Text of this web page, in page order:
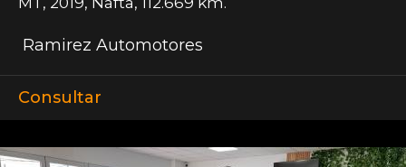
Ramirez Automotores
Consultar